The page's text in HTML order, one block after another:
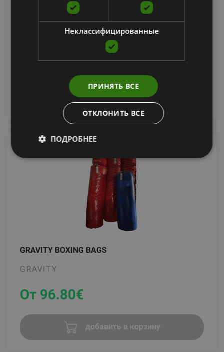
От 48.39€
добавить в корзину
GRAVITY BOXING BAGS
GRAVITY
От 96.80€
добавить в корзину
Неклассифицированные
ПРИНЯТЬ ВСЕ
ОТКЛОНИТЬ ВСЕ
ПОДРОБНЕЕ